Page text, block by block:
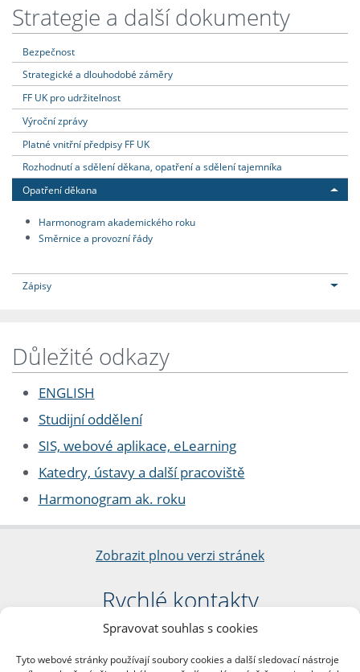
Spravovat souhlas s cookies
Tyto webové stránky používají soubory cookies a další sledovací nástroje
Strategie a další dokumenty
Bezpečnost
Strategické a dlouhodobé záměry
FF UK pro udržitelnost
Výroční zprávy
Platné vnitřní předpisy FF UK
Rozhodnutí a sdělení děkana, opatření a sdělení tajemníka
Opatření děkana
Harmonogram akademického roku
Směrnice a provozní řády
Zápisy
Důležité odkazy
ENGLISH
Studijní oddělení
SIS, webové aplikace, eLearning
Katedry, ústavy a další pracoviště
Harmonogram ak. roku
Zobrazit plnou verzi stránek
Rychlé kontakty
Filozofická fakulta
nám. Jana Palacha 1/2